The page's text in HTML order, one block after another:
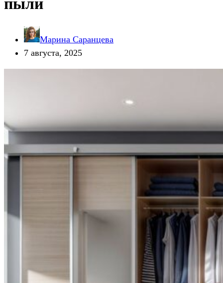
пыли
Марина Саранцева
7 августа, 2025